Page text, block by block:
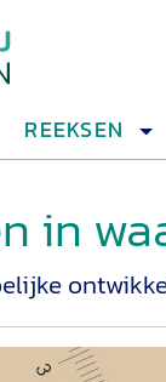
REEKSEN
in